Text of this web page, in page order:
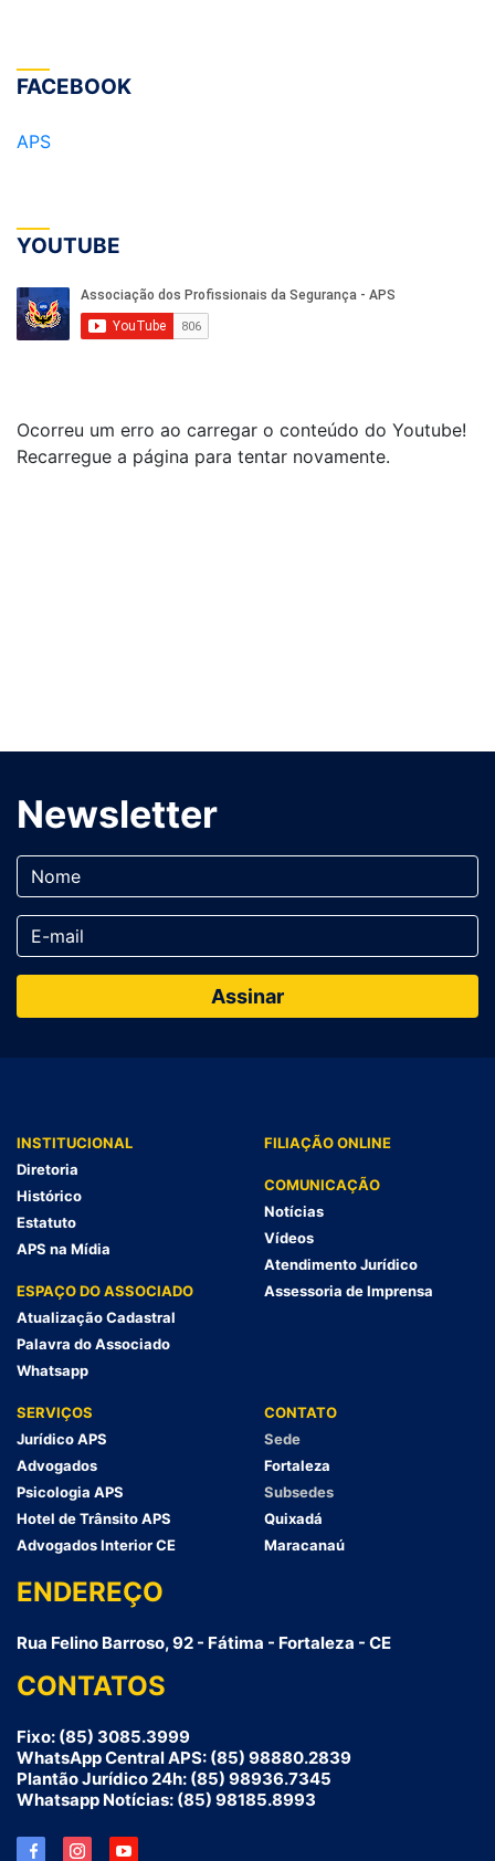
FACEBOOK
APS
YOUTUBE
Ocorreu um erro ao carregar o conteúdo do Youtube!
Recarregue a página para tentar novamente.
Newsletter
INSTITUCIONAL
Diretoria
Histórico
Estatuto
APS na Mídia
ESPAÇO DO ASSOCIADO
Atualização Cadastral
Palavra do Associado
Whatsapp
FILIAÇÃO ONLINE
COMUNICAÇÃO
Notícias
Vídeos
Atendimento Jurídico
Assessoria de Imprensa
SERVIÇOS
Jurídico APS
Advogados
Psicologia APS
Hotel de Trânsito APS
Advogados Interior CE
CONTATO
Sede
Fortaleza
Subsedes
Quixadá
Maracanaú
ENDEREÇO
Rua Felino Barroso, 92 - Fátima - Fortaleza - CE
CONTATOS
Fixo: (85) 3085.3999
WhatsApp Central APS: (85) 98880.2839
Plantão Jurídico 24h: (85) 98936.7345
Whatsapp Notícias: (85) 98185.8993